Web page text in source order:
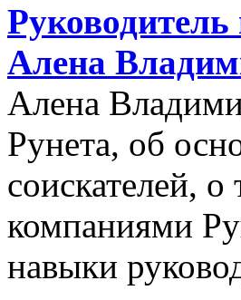
Алена
Алена
Рунета, об
соискателей, о
компаниями
навыки